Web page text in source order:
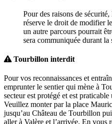
Pour des raisons de
réserve le droit de modifier
un autre parcours pourrait
sera communiquée durant la
Tourbillon interdit
Pour vos reconnaissances et
emprunter le sentier qui mène à
secteur est protégé et est
Veuillez monter par la place
jusqu’au Château de Tourbillon
aller à Valère et l’arrivée. En vous